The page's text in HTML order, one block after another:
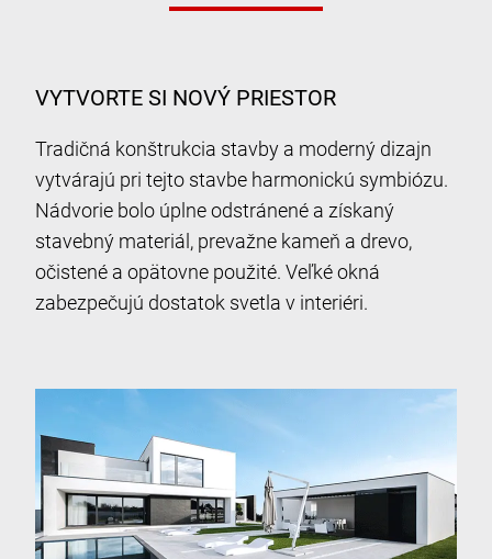
VYTVORTE SI NOVÝ PRIESTOR
Tradičná konštrukcia stavby a moderný dizajn
vytvárajú pri tejto stavbe harmonickú symbiózu.
Nádvorie bolo úplne odstránené a získaný
stavebný materiál, prevažne kameň a drevo,
očistené a opätovne použité. Veľké okná
zabezpečujú dostatok svetla v interiéri.